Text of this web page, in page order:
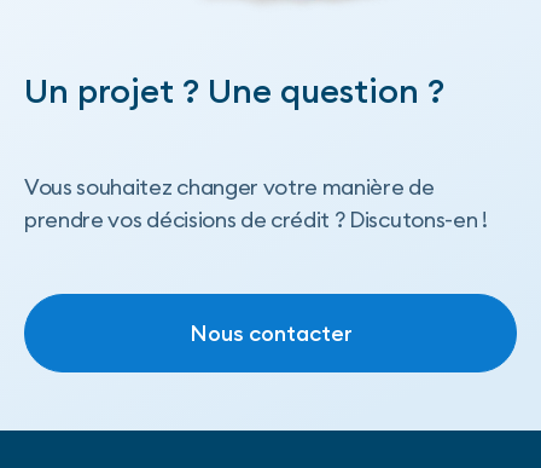
Un projet ? Une question ?
Vous souhaitez changer votre manière de
prendre vos décisions de crédit ? Discutons-en !
Nous contacter